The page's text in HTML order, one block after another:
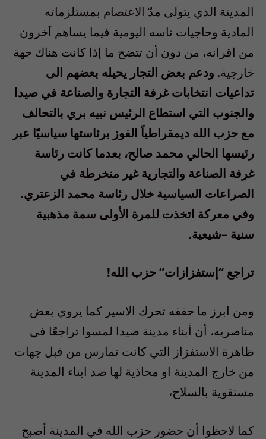
المدينة الذي يتولى مدّ الاعتصام بمستلزماته
المادية وحاجيات ناسه اليومية فيما يساهم آخرون
من اقرانه، من دون أن تتضح ما إذا كانت هناك جهة
خارجية. ودعم بعض التجار يحيله بعضهم الى
تداعيات انتخابات غرفة التجارة والصناعة في صيدا
والجنوب التي استطاع الرئيس نبيه بري بالتحالف
مع حزب الله ديمقراطياً الفوز برئاستها سياسيًا عبر
رئيسها الحالي محمد صالح، بعدما كانت رئاسة
غرفة الصناعة والتجارية غير منخرطة في
الصراعات السياسية خلال رئاسة محمد الزعتري.
وفي معركة اتخذت للمرة الأولى سمة مذهبية
سنية –شيعية.
تراجع “إستفزازات” حزب الله!
ومن ابرز ما حققه تحرك الاسير كما يروي بعض
مناصريه، أن أبناء مدينة صيدا لمسوا تراجعًا في
ظاهرة الاستفزاز التي كانت تمارس من قبل جهات
من خارج المدينة او محاذية لها ضد ابناء المدينة
مستقوية بالسلاح،
كما لاحظوا أن حضور حزب الله في المدينة أصبح